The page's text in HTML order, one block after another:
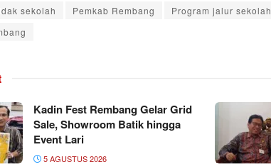
sekolah Pemkab Rembang Program jalur sekolah
Kadin Fest Rembang Gelar Grid
Sale, Showroom Batik hingga
Event Lari
5 AGUSTUS 2026